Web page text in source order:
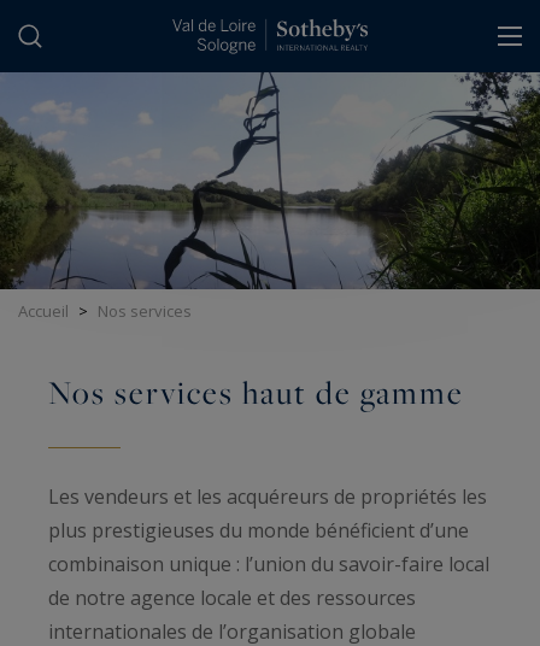
Accueil > Nos services
Nos services haut de gamme
Les vendeurs et les acquéreurs de propriétés les
plus prestigieuses du monde bénéficient d’une
combinaison unique : l’union du savoir-faire local
de notre agence locale et des ressources
internationales de l’organisation globale